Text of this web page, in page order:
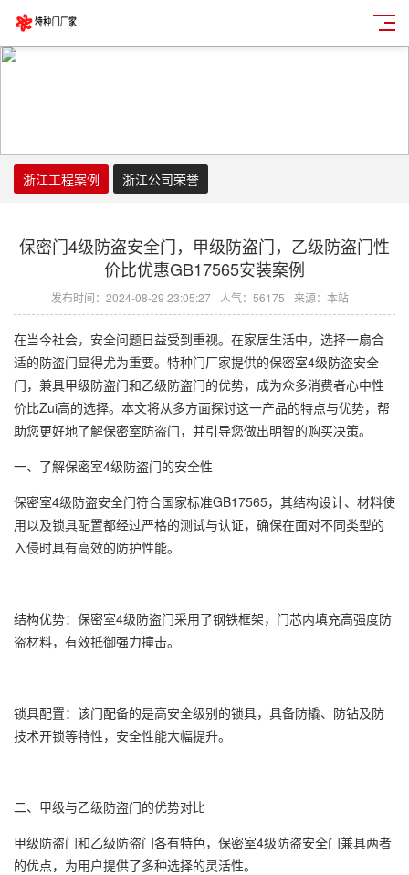
浙江工程案例 浙江公司荣誉
保密门4级防盗安全门，甲级防盗门，乙级防盗门性
价比优惠GB17565安装案例
发布时间：2024-08-29 23:05:27 人气：56175 来源：本站
在当今社会，安全问题日益受到重视。在家居生活中，选择一扇合
适的防盗门显得尤为重要。特种门厂家提供的保密室4级防盗安全
门，兼具甲级防盗门和乙级防盗门的优势，成为众多消费者心中性
价比Zui高的选择。本文将从多方面探讨这一产品的特点与优势，帮
助您更好地了解保密室防盗门，并引导您做出明智的购买决策。
一、了解保密室4级防盗门的安全性
保密室4级防盗安全门符合国家标准GB17565，其结构设计、材料使
用以及锁具配置都经过严格的测试与认证，确保在面对不同类型的
入侵时具有高效的防护性能。
结构优势：保密室4级防盗门采用了钢铁框架，门芯内填充高强度防
盗材料，有效抵御强力撞击。
锁具配置：该门配备的是高安全级别的锁具，具备防撬、防钻及防
技术开锁等特性，安全性能大幅提升。
二、甲级与乙级防盗门的优势对比
甲级防盗门和乙级防盗门各有特色，保密室4级防盗安全门兼具两者
的优点，为用户提供了多种选择的灵活性。